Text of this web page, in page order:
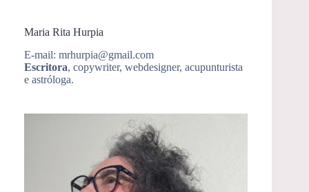
Maria Rita Hurpia
E-mail: mrhurpia@gmail.com
Escritora, copywriter, webdesigner, acupunturista
e astróloga.